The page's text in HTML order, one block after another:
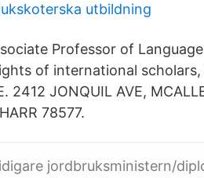
utbildning
Professor of
of international
2412 JONQUIL AVE,
78577.
jordbruksministern/